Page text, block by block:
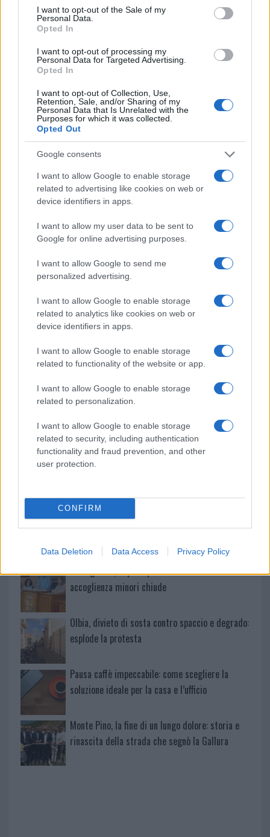
consent section.
I want to opt-out of the Sale of my
Personal Data.
Opted In
I want to opt-out of processing my
Personal Data for Targeted Advertising.
Opted In
I want to opt-out of Collection, Use,
Retention, Sale, and/or Sharing of my
Personal Data that Is Unrelated with the
Purposes for which it was collected.
Opted Out
Google consents
I want to allow Google to enable storage
related to advertising like cookies on web or
device identifiers in apps.
I want to allow my user data to be sent to
Google for online advertising purposes.
I want to allow Google to send me
personalized advertising.
I want to allow Google to enable storage
related to analytics like cookies on web or
device identifiers in apps.
I want to allow Google to enable storage
related to functionality of the website or app.
I want to allow Google to enable storage
related to personalization.
I want to allow Google to enable storage
related to security, including authentication
functionality and fraud prevention, and other
user protection.
CONFIRM
Data Deletion Data Access Privacy Policy
345 356 7512
Notizie in tempo reale?
GalluraOggi.it
Ricevi le nostre ultime news
daGoogle News
Condividi l'articolo
F
a
ce
b
o
o
k
T
w
it
te
r
Pi
n
te
re
st
W
h
at
s
A
p
p
h
a
Articolo precedente
Prossimo articolo
Maddalena, incendio a Monti d’à rena
Le previsioni meteo per il weekend a Olbia e in
Michelle Hunziker in Gallura, bella anche dal
Calangianus, dopo le polemiche il centro
accoglienza minori chiude
Olbia, divieto di sosta contro spaccio e degrado:
esplode la protesta
Pausa caffè impeccabile: come scegliere la
soluzione ideale per la casa e l’ufficio
Monte Pino, la fine di un lungo dolore: storia e
rinascita della strada che segnò la Gallura